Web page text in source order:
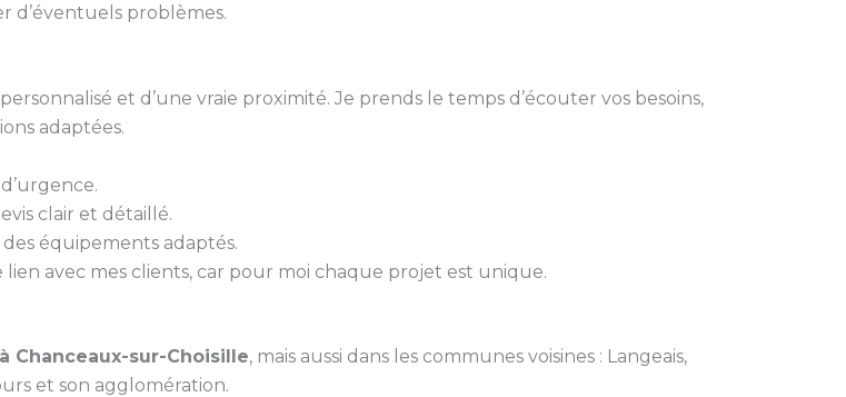
d’éventuels problèmes.
et d’une vraie proximité. Je prends le temps d’écouter vos besoins,
adaptées.
clair et détaillé.
équipements adaptés.
avec mes clients, car pour moi chaque projet est unique.
Chanceaux-sur-Choisille, mais aussi dans les communes voisines : Langeais,
et son agglomération.